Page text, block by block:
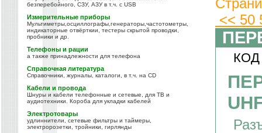
безперебойного, СЗУ, АЗУ в т.ч. с USB
Измерительные приборы
Мультиметры,осциллографы,генераторы,частотометры,
индикаторные отвёрткии, тестеры скрытой проводки,
пробники и др.
Телефоны и рации
а также принадлежности для телефона
Справочная литература
Справочники, журналы, каталоги, в т.ч. на CD
Кабели и провода
Шнуры и кабели телефонные и сетевые, для ТВ и
аудиотехники. Короба для укладки кабелей
Электротовары
удлиннители, сетевые фильтры и таймеры,
электророзетки, тройники, гирлянды
<< 50
КОД